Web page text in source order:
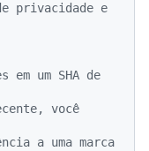
privacidade e
em um SHA de
você
a uma marca